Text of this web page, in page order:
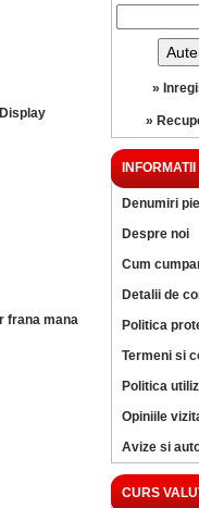
Display
frana mana
»
»
INFORMATII
Denumiri
Despre noi
Cum
Detalii de
Politica
Termeni si
Politica
Opiniile
Avize si
CURS